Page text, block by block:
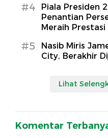
#4
Piala Presiden
Penantian
Meraih Prestasi
#5
Nasib Miris
City, Berakhir
Lihat
Komentar